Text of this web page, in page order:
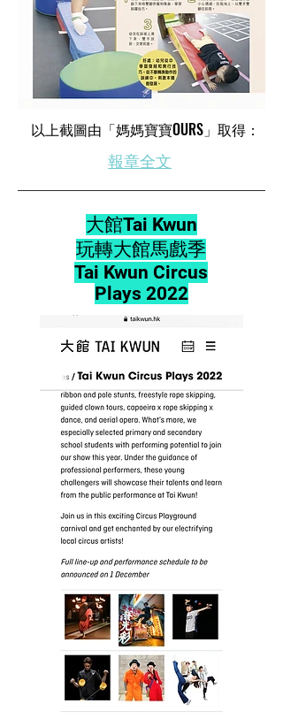
​以上截圖由「媽媽寶寶OURS」取得：
​報章全文
大館Tai Kwun
玩轉大館馬戲季
Tai Kwun Circus
Plays 2022